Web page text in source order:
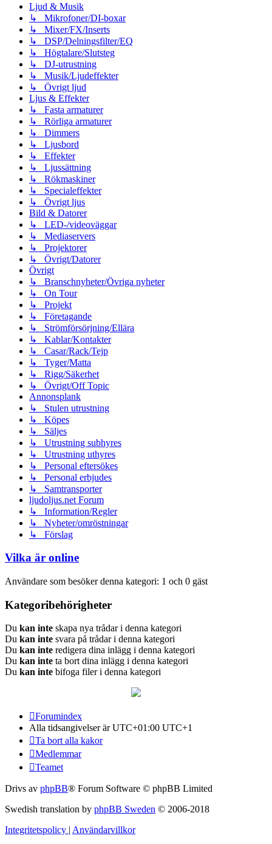
Ljud & Musik
↳ Mikrofoner/DI-boxar
↳ Mixer/FX/Inserts
↳ DSP/Delningsfilter/EQ
↳ Högtalare/Slutsteg
↳ DJ-utrustning
↳ Musik/Ljudeffekter
↳ Övrigt ljud
Ljus & Effekter
↳ Fasta armaturer
↳ Rörliga armaturer
↳ Dimmers
↳ Ljusbord
↳ Effekter
↳ Ljussättning
↳ Rökmaskiner
↳ Specialeffekter
↳ Övrigt ljus
Bild & Datorer
↳ LED-/videoväggar
↳ Mediaservers
↳ Projektorer
↳ Övrigt/Datorer
Övrigt
↳ Branschnyheter/Övriga nyheter
↳ On Tour
↳ Projekt
↳ Företagande
↳ Strömförsörjning/Ellära
↳ Kablar/Kontakter
↳ Casar/Rack/Tejp
↳ Tyger/Matta
↳ Rigg/Säkerhet
↳ Övrigt/Off Topic
Annonsplank
↳ Stulen utrustning
↳ Köpes
↳ Säljes
↳ Utrustning subhyres
↳ Utrustning uthyres
↳ Personal eftersökes
↳ Personal erbjudes
↳ Samtransporter
ljudoljus.net Forum
↳ Information/Regler
↳ Nyheter/omröstningar
↳ Förslag
Vilka är online
Användare som besöker denna kategori: 1 och 0 gäst
Kategoribehörigheter
Du kan inte skapa nya trådar i denna kategori
Du kan inte svara på trådar i denna kategori
Du kan inte redigera dina inlägg i denna kategori
Du kan inte ta bort dina inlägg i denna kategori
Du kan inte bifoga filer i denna kategori
Forumindex
Alla tidsangivelser är UTC+01:00 UTC+1
Ta bort alla kakor
Medlemmar
Teamet
Drivs av phpBB® Forum Software © phpBB Limited
Swedish translation by phpBB Sweden © 2006-2018
Integritetspolicy Användarvillkor